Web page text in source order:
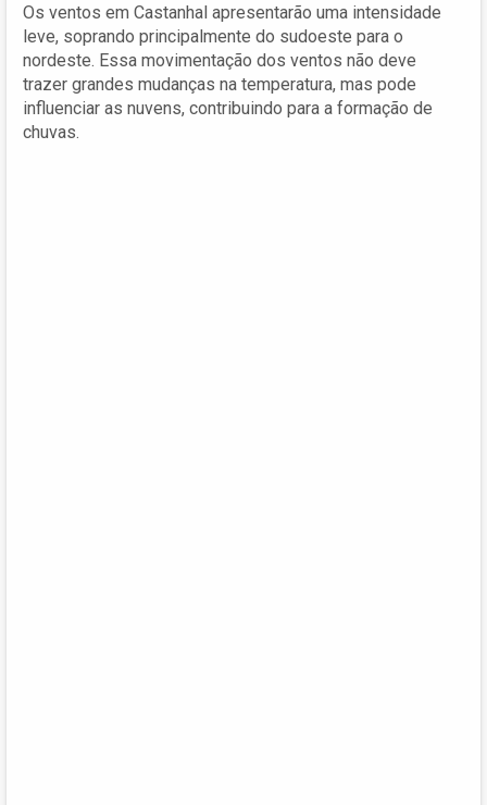
Os ventos em Castanhal apresentarão uma intensidade
leve, soprando principalmente do sudoeste para o
nordeste. Essa movimentação dos ventos não deve
trazer grandes mudanças na temperatura, mas pode
influenciar as nuvens, contribuindo para a formação de
chuvas.